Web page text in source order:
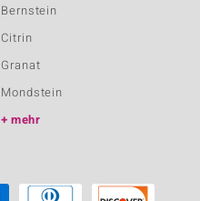
Bernstein
Citrin
Granat
Mondstein
mehr